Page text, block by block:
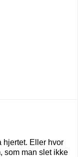
hjertet. Eller hvor
som man slet ikke